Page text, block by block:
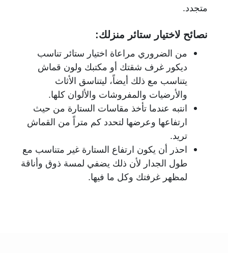
متجدد.
نصائح لاختيار ستائر منزلك:
من الضروري مراعاة اختيار ستائر تناسب
ديكور غرف شقتك أو مكتبك ولون قماش
يتناسب مع ذلك أيضاً، ليتناسق الأثاث
والأرضيات والمفروشات والألوان كلها.
انتبه عندما تأخذ مقاسات الستارة من حيث
ارتفاعها وعرضها لتحدد كم متراً من القماش
تريد.
احذر أن يكون ارتفاع الستارة غير متناسب مع
طول الجدار لأن ذلك يضفي لمسة ذوق وأناقة
لمظهر غرفتك وكل ما فيها.